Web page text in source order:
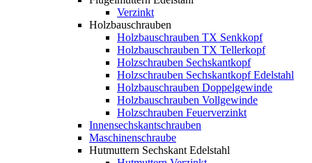
Verzinkt
Holzbauschrauben
Holzbauschrauben TX Senkkopf
Holzbauschrauben TX Tellerkopf
Holzschrauben Sechskantkopf
Holzschrauben Sechskantkopf Edelstahl
Holzbauschrauben Doppelgewinde
Holzbauschrauben Vollgewinde
Holzschrauben Feuerverzinkt
Innensechskantschrauben
Maschinenschraube
Hutmuttern Sechskant Edelstahl